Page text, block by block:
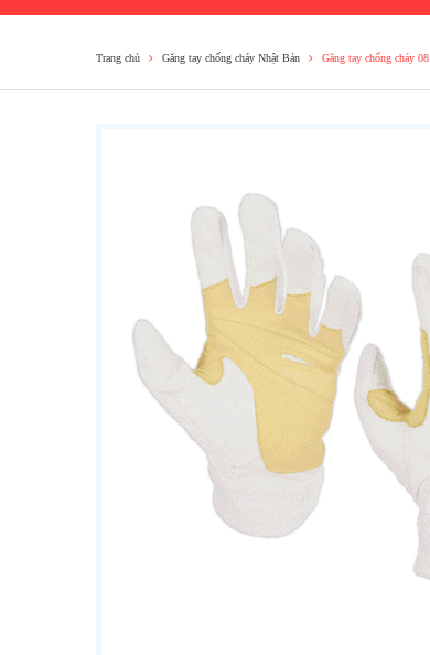
Trang chủ Găng tay chống cháy Nhật Bản Găng tay chống cháy 08